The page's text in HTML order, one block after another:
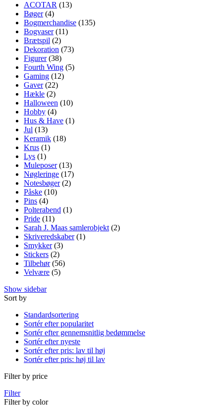
ACOTAR (13)
Bøger(4)
Bogmerchandise (135)
Bogvaser(11)
Brætspil (2)
Dekoration (73)
Figurer(38)
Fourth Wing (5)
Gaming (12)
Gaver(22)
Hækle (2)
Halloween (10)
Hobby (4)
Hus & Have (1)
Jul (13)
Keramik (18)
Krus (1)
Lys (1)
Muleposer(13)
Nøgleringe (17)
Notesbøger(2)
Påske (10)
Pins (4)
Polterabend (1)
Pride (11)
Sarah J. Maas samlerobjekt (2)
Skriveredskaber(1)
Smykker(3)
Stickers (2)
Tilbehør(56)
Velvære (5)
Show sidebar
Sort by
Standardsortering
Sortér efter popularitet
Sortér efter gennemsnitlig bedømmelse
Sortér efter nyeste
Sortér efter pris: lav til høj
Sortér efter pris: høj til lav
Filter by price
Filter
Filter by color